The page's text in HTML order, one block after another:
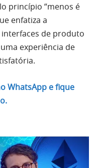
princípio “menos é
enfatiza a
de produto
experiência de
WhatsApp e fique